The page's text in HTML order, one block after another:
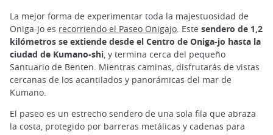
La mejor forma de experimentar toda la majestuosidad de
Oniga-jo es recorriendo el Paseo Onigajo. Este sendero de 1,2
kilómetros se extiende desde el Centro de Oniga-jo hasta la
ciudad de Kumano-shi, y termina cerca del pequeño
Santuario de Benten. Mientras caminas, disfrutarás de vistas
cercanas de los acantilados y panorámicas del mar de
Kumano.
El paseo es un estrecho sendero de una sola fila que abraza
la costa, protegido por barreras metálicas y cadenas para